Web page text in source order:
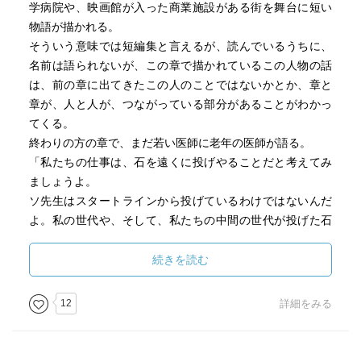
学病院や、映画館が入った商業施設がある街を舞台に短い
物語が描かれる。
そういう意味では短編集と言えるが、読んでいるうちに、
名前は語られないが、この章で描かれているこの人物の話
は、前の章に出てきたこの人のことではないかとか、章と
章が、人と人が、つながっている部分があることがわかっ
てくる。
終わりの方の章で、まだ若い医師に老年の医師が語る。
「私たちの仕事は、石を遠くに投げやることだと考えてみ
ましょうよ。
ソ先生はスタートラインから投げているわけではないんだ
よ。私の世代や、そして、私たちの中間の世代が投げた石
どんなに若い人にも、次の世代がいるのですから。しょせ
ん私たちは飛び石なんです。だからやれるところまでだ
け、やればいいんです。後悔しないように。」
続きを読む
12 詳細をみる